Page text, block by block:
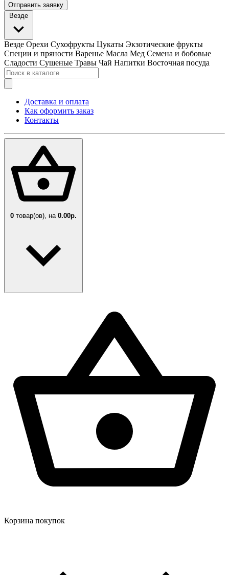
Отправить заявку
Везде
Везде Орехи Сухофрукты Цукаты Экзотические фрукты
Специи и пряности Варенье Масла Мед Семена и бобовые
Сладости Сушеные Травы Чай Напитки Восточная посуда
Доставка и оплата
Как оформить заказ
Контакты
0 товар(ов), на 0.00р.
Корзина покупок